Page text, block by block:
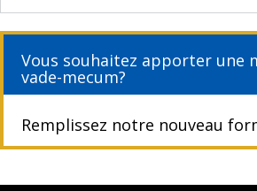
Vous souhaitez apporter une
vade-mecum?
Remplissez notre nouveau